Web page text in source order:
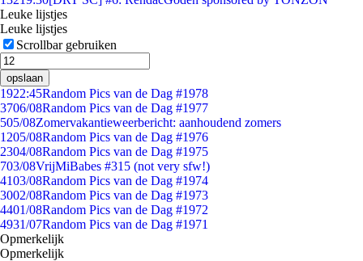
Leuke lijstjes
Leuke lijstjes
Scrollbar gebruiken
opslaan
1922:45Random Pics van de Dag #1978
3706/08Random Pics van de Dag #1977
505/08Zomervakantieweerbericht: aanhoudend zomers
1205/08Random Pics van de Dag #1976
2304/08Random Pics van de Dag #1975
703/08VrijMiBabes #315 (not very sfw!)
4103/08Random Pics van de Dag #1974
3002/08Random Pics van de Dag #1973
4401/08Random Pics van de Dag #1972
4931/07Random Pics van de Dag #1971
Opmerkelijk
Opmerkelijk